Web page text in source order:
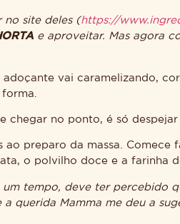
no site deles (https://
e aproveitar. Mas agora
vai caramelizando,
chegar no ponto, é só despejar
ao preparo da massa.
o polvilho doce e a farinha
um tempo, deve ter percebido
a querida Mamma me deu a